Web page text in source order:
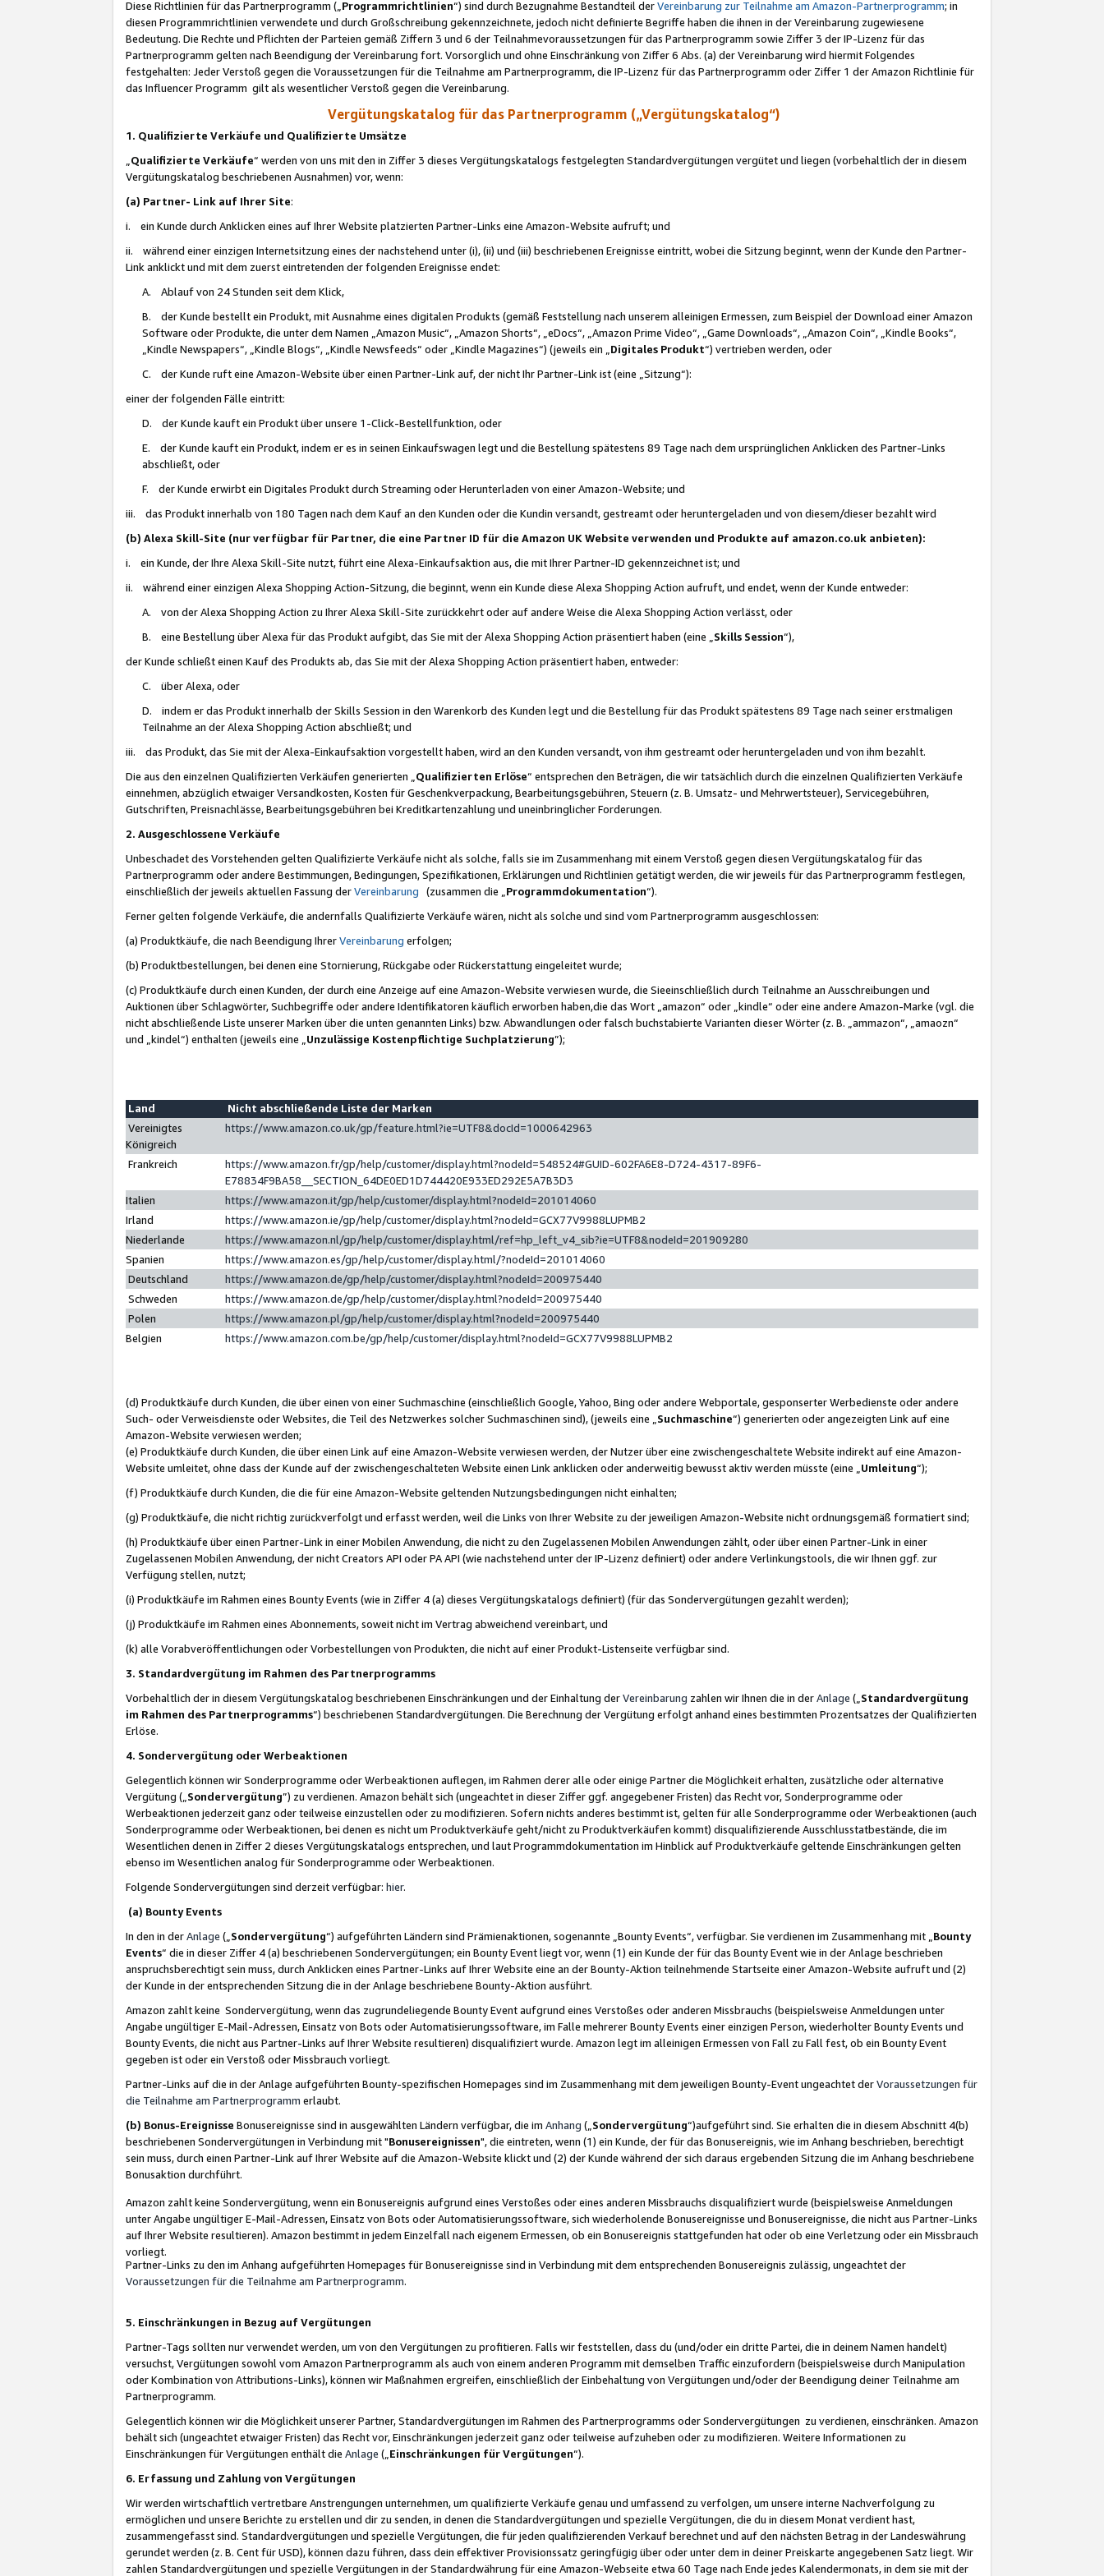
Diese Richtlinien für das Partnerprogramm („Programmrichtlinien“) sind durch Bezugnahme Bestandteil derVereinbarung zur Teilnahme am Amazon-Partnerprogramm; in
diesen Programmrichtlinien verwendete und durch Großschreibung gekennzeichnete, jedoch nicht definierte Begriffe haben die ihnen in der Vereinbarung zugewiesene
Bedeutung. Die Rechte und Pflichten der Parteien gemäß Ziffern 3 und 6 der Teilnahmevoraussetzungen für das Partnerprogramm sowie Ziffer 3 der IP-Lizenz für das
Partnerprogramm gelten nach Beendigung der Vereinbarung fort. Vorsorglich und ohne Einschränkung von Ziffer 6 Abs. (a) der Vereinbarung wird hiermit Folgendes
festgehalten: Jeder Verstoß gegen die Voraussetzungen für die Teilnahme am Partnerprogramm, die IP-Lizenz für das Partnerprogramm oder Ziffer 1 der Amazon Richtlinie für
das Influencer Programm gilt als wesentlicher Verstoß gegen die Vereinbarung.
Vergütungskatalog für das Partnerprogramm („Vergütungskatalog“)
1. Qualifizierte Verkäufe und Qualifizierte Umsätze
Qualifizierte Verkäufe“ werden von uns mit den in Ziffer 3 dieses Vergütungskatalogs festgelegten Standardvergütungen vergütet und liegen (vorbehaltlich der in diesem
Vergütungskatalog beschriebenen Ausnahmen) vor, wenn:
(a) Partner- Link auf Ihrer Site:
i. ein Kunde durch Anklicken eines auf Ihrer Website platzierten Partner-Links eine Amazon-Website aufruft; und
ii. während einer einzigen Internetsitzung eines der nachstehend unter (i), (ii) und (iii) beschriebenen Ereignisse eintritt, wobei die Sitzung beginnt, wenn der Kunde den Partner-
Link anklickt und mit dem zuerst eintretenden der folgenden Ereignisse endet:
A. Ablauf von 24 Stunden seit dem Klick,
B. der Kunde bestellt ein Produkt, mit Ausnahme eines digitalen Produkts (gemäß Feststellung nach unserem alleinigen Ermessen, zum Beispiel der Download einer Amazon
Software oder Produkte, die unter dem Namen „Amazon Music“, „Amazon Shorts“, „eDocs“, „Amazon Prime Video“, „Game Downloads“, „Amazon Coin“, „Kindle Books“,
„Kindle Newspapers“, „Kindle Blogs“, „Kindle Newsfeeds“ oder „Kindle Magazines“) (jeweils ein „ Digitales Produkt“) vertrieben werden, oder
C. der Kunde ruft eine Amazon-Website über einen Partner-Link auf, der nicht Ihr Partner-Link ist (eine „Sitzung“):
einer der folgenden Fälle eintritt:
D. der Kunde kauft ein Produkt über unsere 1-Click-Bestellfunktion, oder
E. der Kunde kauft ein Produkt, indem er es in seinen Einkaufswagen legt und die Bestellung spätestens 89 Tage nach dem ursprünglichen Anklicken des Partner-Links
abschließt, oder
F. der Kunde erwirbt ein Digitales Produkt durch Streaming oder Herunterladen von einer Amazon-Website; und
iii. das Produkt innerhalb von 180 Tagen nach dem Kauf an den Kunden oder die Kundin versandt, gestreamt oder heruntergeladen und von diesem/dieser bezahlt wird
(b) Alexa Skill-Site (nur verfügbar für Partner, die eine Partner ID für die Amazon UK Website verwenden und Produkte auf amazon.co.uk anbieten):
i. ein Kunde, der Ihre Alexa Skill-Site nutzt, führt eine Alexa-Einkaufsaktion aus, die mit Ihrer Partner-ID gekennzeichnet ist; und
ii. während einer einzigen Alexa Shopping Action-Sitzung, die beginnt, wenn ein Kunde diese Alexa Shopping Action aufruft, und endet, wenn der Kunde entweder:
A. von der Alexa Shopping Action zu Ihrer Alexa Skill-Site zurückkehrt oder auf andere Weise die Alexa Shopping Action verlässt, oder
B. eine Bestellung über Alexa für das Produkt aufgibt, das Sie mit der Alexa Shopping Action präsentiert haben (eine „ Skills Session“),
der Kunde schließt einen Kauf des Produkts ab, das Sie mit der Alexa Shopping Action präsentiert haben, entweder:
C. über Alexa, oder
D. indem er das Produkt innerhalb der Skills Session in den Warenkorb des Kunden legt und die Bestellung für das Produkt spätestens 89 Tage nach seiner erstmaligen
Teilnahme an der Alexa Shopping Action abschließt; und
iii. das Produkt, das Sie mit der Alexa-Einkaufsaktion vorgestellt haben, wird an den Kunden versandt, von ihm gestreamt oder heruntergeladen und von ihm bezahlt.
Die aus den einzelnen Qualifizierten Verkäufen generierten „ Qualifizierten Erlöse“ entsprechen den Beträgen, die wir tatsächlich durch die einzelnen Qualifizierten Verkäufe
einnehmen, abzüglich etwaiger Versandkosten, Kosten für Geschenkverpackung, Bearbeitungsgebühren, Steuern (z. B. Umsatz- und Mehrwertsteuer), Servicegebühren,
Gutschriften, Preisnachlässe, Bearbeitungsgebühren bei Kreditkartenzahlung und uneinbringlicher Forderungen.
2. Ausgeschlossene Verkäufe
Unbeschadet des Vorstehenden gelten Qualifizierte Verkäufe nicht als solche, falls sie im Zusammenhang mit einem Verstoß gegen diesen Vergütungskatalog für das
Partnerprogramm oder andere Bestimmungen, Bedingungen, Spezifikationen, Erklärungen und Richtlinien getätigt werden, die wir jeweils für das Partnerprogramm festlegen,
einschließlich der jeweils aktuellen Fassung derVereinbarung (zusammen die „ Programmdokumentation“).
Ferner gelten folgende Verkäufe, die andernfalls Qualifizierte Verkäufe wären, nicht als solche und sind vom Partnerprogramm ausgeschlossen:
(a) Produktkäufe, die nach Beendigung IhrerVereinbarung erfolgen;
(b) Produktbestellungen, bei denen eine Stornierung, Rückgabe oder Rückerstattung eingeleitet wurde;
(c) Produktkäufe durch einen Kunden, der durch eine Anzeige auf eine Amazon-Website verwiesen wurde, die Sieeinschließlich durch Teilnahme an Ausschreibungen und
Auktionen über Schlagwörter, Suchbegriffe oder andere Identifikatoren käuflich erworben haben,die das Wort „amazon“ oder „kindle“ oder eine andere Amazon-Marke (vgl. die
nicht abschließende Liste unserer Marken über die unten genannten Links) bzw. Abwandlungen oder falsch buchstabierte Varianten dieser Wörter (z. B. „ammazon“, „amaozn“
und „kindel“) enthalten (jeweils eine „ Unzulässige Kostenpflichtige Suchplatzierung”);
Land
Nicht abschließende Liste der Marken
Vereinigtes
Königreich
https://www.amazon.co.uk/gp/feature.html?ie=UTF8&docId=1000642963
Frankreich
https://www.amazon.fr/gp/help/customer/display.html?nodeId=548524#GUID-602FA6E8-D724-4317-89F6-
E78834F9BA58__SECTION_64DE0ED1D744420E933ED292E5A7B3D3
Italien
https://www.amazon.it/gp/help/customer/display.html?nodeId=201014060
Irland
https://www.amazon.ie/gp/help/customer/display.html?nodeId=GCX77V9988LUPMB2
Niederlande
https://www.amazon.nl/gp/help/customer/display.html/ref=hp_left_v4_sib?ie=UTF8&nodeId=201909280
Spanien
https://www.amazon.es/gp/help/customer/display.html/?nodeId=201014060
Deutschland
https://www.amazon.de/gp/help/customer/display.html?nodeId=200975440
Schweden
https://www.amazon.de/gp/help/customer/display.html?nodeId=200975440
Polen
https://www.amazon.pl/gp/help/customer/display.html?nodeId=200975440
Belgien
https://www.amazon.com.be/gp/help/customer/display.html?nodeId=GCX77V9988LUPMB2
(d) Produktkäufe durch Kunden, die über einen von einer Suchmaschine (einschließlich Google, Yahoo, Bing oder andere Webportale, gesponserter Werbedienste oder andere
Such- oder Verweisdienste oder Websites, die Teil des Netzwerkes solcher Suchmaschinen sind), (jeweils eine „ Suchmaschine“) generierten oder angezeigten Link auf eine
Amazon-Website verwiesen werden;
(e) Produktkäufe durch Kunden, die über einen Link auf eine Amazon-Website verwiesen werden, der Nutzer über eine zwischengeschaltete Website indirekt auf eine Amazon-
Website umleitet, ohne dass der Kunde auf der zwischengeschalteten Website einen Link anklicken oder anderweitig bewusst aktiv werden müsste (eine „ Umleitung“);
(f) Produktkäufe durch Kunden, die die für eine Amazon-Website geltenden Nutzungsbedingungen nicht einhalten;
(g) Produktkäufe, die nicht richtig zurückverfolgt und erfasst werden, weil die Links von Ihrer Website zu der jeweiligen Amazon-Website nicht ordnungsgemäß formatiert sind;
(h) Produktkäufe über einen Partner-Link in einer Mobilen Anwendung, die nicht zu den Zugelassenen Mobilen Anwendungen zählt, oder über einen Partner-Link in einer
Zugelassenen Mobilen Anwendung, der nicht Creators API oder PA API (wie nachstehend unter der IP-Lizenz definiert) oder andere Verlinkungstools, die wir Ihnen ggf. zur
Verfügung stellen, nutzt;
(i) Produktkäufe im Rahmen eines Bounty Events (wie in Ziffer 4 (a) dieses Vergütungskatalogs definiert) (für das Sondervergütungen gezahlt werden);
(j) Produktkäufe im Rahmen eines Abonnements, soweit nicht im Vertrag abweichend vereinbart, und
(k) alle Vorabveröffentlichungen oder Vorbestellungen von Produkten, die nicht auf einer Produkt-Listenseite verfügbar sind.
3. Standardvergütung im Rahmen des Partnerprogramms
Vorbehaltlich der in diesem Vergütungskatalog beschriebenen Einschränkungen und der Einhaltung derVereinbarung zahlen wir Ihnen die in derAnlage („ Standardvergütung
im Rahmen des Partnerprogramms“) beschriebenen Standardvergütungen. Die Berechnung der Vergütung erfolgt anhand eines bestimmten Prozentsatzes der Qualifizierten
Erlöse.
4. Sondervergütung oder Werbeaktionen
Gelegentlich können wir Sonderprogramme oder Werbeaktionen auflegen, im Rahmen derer alle oder einige Partner die Möglichkeit erhalten, zusätzliche oder alternative
Vergütung („ Sondervergütung”) zu verdienen. Amazon behält sich (ungeachtet in dieser Ziffer ggf. angegebener Fristen) das Recht vor, Sonderprogramme oder
Werbeaktionen jederzeit ganz oder teilweise einzustellen oder zu modifizieren. Sofern nichts anderes bestimmt ist, gelten für alle Sonderprogramme oder Werbeaktionen (auch
Sonderprogramme oder Werbeaktionen, bei denen es nicht um Produktverkäufe geht/nicht zu Produktverkäufen kommt) disqualifizierende Ausschlusstatbestände, die im
Wesentlichen denen in Ziffer 2 dieses Vergütungskatalogs entsprechen, und laut Programmdokumentation im Hinblick auf Produktverkäufe geltende Einschränkungen gelten
ebenso im Wesentlichen analog für Sonderprogramme oder Werbeaktionen.
Folgende Sondervergütungen sind derzeit verfügbar: hier.
(a) Bounty Events
In den in derAnlage („ Sondervergütung“) aufgeführten Ländern sind Prämienaktionen, sogenannte „Bounty Events“, verfügbar. Sie verdienen im Zusammenhang mit „ Bounty
Events“ die in dieser Ziffer 4 (a) beschriebenen Sondervergütungen; ein Bounty Event liegt vor, wenn (1) ein Kunde der für das Bounty Event wie in der Anlage beschrieben
anspruchsberechtigt sein muss, durch Anklicken eines Partner-Links auf Ihrer Website eine an der Bounty-Aktion teilnehmende Startseite einer Amazon-Website aufruft und (2)
der Kunde in der entsprechenden Sitzung die in der Anlage beschriebene Bounty-Aktion ausführt.
Amazon zahlt keine Sondervergütung, wenn das zugrundeliegende Bounty Event aufgrund eines Verstoßes oder anderen Missbrauchs (beispielsweise Anmeldungen unter
Angabe ungültiger E-Mail-Adressen, Einsatz von Bots oder Automatisierungssoftware, im Falle mehrerer Bounty Events einer einzigen Person, wiederholter Bounty Events und
Bounty Events, die nicht aus Partner-Links auf Ihrer Website resultieren) disqualifiziert wurde. Amazon legt im alleinigen Ermessen von Fall zu Fall fest, ob ein Bounty Event
gegeben ist oder ein Verstoß oder Missbrauch vorliegt.
Partner-Links auf die in der Anlage aufgeführten Bounty-spezifischen Homepages sind im Zusammenhang mit dem jeweiligen Bounty-Event ungeachtet derVoraussetzungen für
die Teilnahme am Partnerprogramm erlaubt.
(b) Bonus-Ereignisse Bonusereignisse sind in ausgewählten Ländern verfügbar, die im Anhang („ Sondervergütung“)aufgeführt sind. Sie erhalten die in diesem Abschnitt 4(b)
beschriebenen Sondervergütungen in Verbindung mit "Bonusereignissen", die eintreten, wenn (1) ein Kunde, der für das Bonusereignis, wie im Anhang beschrieben, berechtigt
sein muss, durch einen Partner-Link auf Ihrer Website auf die Amazon-Website klickt und (2) der Kunde während der sich daraus ergebenden Sitzung die im Anhang beschriebene
Bonusaktion durchführt.
Amazon zahlt keine Sondervergütung, wenn ein Bonusereignis aufgrund eines Verstoßes oder eines anderen Missbrauchs disqualifiziert wurde (beispielsweise Anmeldungen
unter Angabe ungültiger E-Mail-Adressen, Einsatz von Bots oder Automatisierungssoftware, sich wiederholende Bonusereignisse und Bonusereignisse, die nicht aus Partner-Links
auf Ihrer Website resultieren). Amazon bestimmt in jedem Einzelfall nach eigenem Ermessen, ob ein Bonusereignis stattgefunden hat oder ob eine Verletzung oder ein Missbrauch
vorliegt.
Partner-Links zu den im Anhang aufgeführten Homepages für Bonusereignisse sind in Verbindung mit dem entsprechenden Bonusereignis zulässig, ungeachtet der
Voraussetzungen für die Teilnahme am Partnerprogramm.
5. Einschränkungen in Bezug auf Vergütungen
Partner-Tags sollten nur verwendet werden, um von den Vergütungen zu profitieren. Falls wir feststellen, dass du (und/oder ein dritte Partei, die in deinem Namen handelt)
versuchst, Vergütungen sowohl vom Amazon Partnerprogramm als auch von einem anderen Programm mit demselben Traffic einzufordern (beispielsweise durch Manipulation
oder Kombination von Attributions-Links), können wir Maßnahmen ergreifen, einschließlich der Einbehaltung von Vergütungen und/oder der Beendigung deiner Teilnahme am
Partnerprogramm.
Gelegentlich können wir die Möglichkeit unserer Partner, Standardvergütungen im Rahmen des Partnerprogramms oder Sondervergütungen zu verdienen, einschränken. Amazon
behält sich (ungeachtet etwaiger Fristen) das Recht vor, Einschränkungen jederzeit ganz oder teilweise aufzuheben oder zu modifizieren. Weitere Informationen zu
Einschränkungen für Vergütungen enthält die Anlage („ Einschränkungen für Vergütungen“).
6. Erfassung und Zahlung von Vergütungen
Wir werden wirtschaftlich vertretbare Anstrengungen unternehmen, um qualifizierte Verkäufe genau und umfassend zu verfolgen, um unsere interne Nachverfolgung zu
ermöglichen und unsere Berichte zu erstellen und dir zu senden, in denen die Standardvergütungen und spezielle Vergütungen, die du in diesem Monat verdient hast,
zusammengefasst sind. Standardvergütungen und spezielle Vergütungen, die für jeden qualifizierenden Verkauf berechnet und auf den nächsten Betrag in der Landeswährung
gerundet werden (z. B. Cent für USD), können dazu führen, dass dein effektiver Provisionssatz geringfügig über oder unter dem in deiner Preiskarte angegebenen Satz liegt. Wir
zahlen Standardvergütungen und spezielle Vergütungen in der Standardwährung für eine Amazon-Webseite etwa 60 Tage nach Ende jedes Kalendermonats, in dem sie mit der